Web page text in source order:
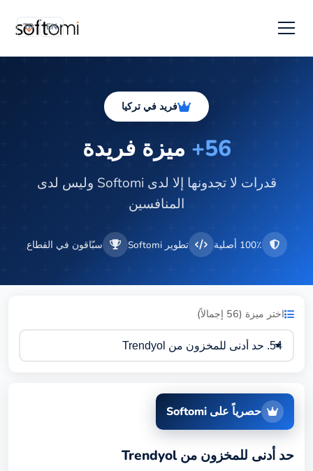
TR EN
فريد في تركيا
56+ ميزة فريدة
قدرات لا تجدونها إلا لدى Softomi وليس لدى
المنافسين
100٪ أصلية تطوير Softomi سبّاقون في القطاع
اختر ميزة (56 إجمالاً)
حصرياً على Softomi
حد أدنى للمخزون من Trendyol